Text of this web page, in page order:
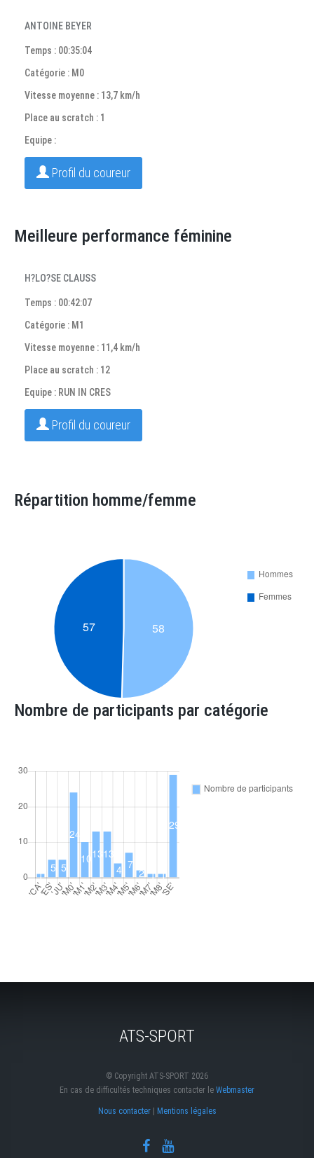
ANTOINE BEYER
Temps : 00:35:04
Catégorie : M0
Vitesse moyenne : 13,7 km/h
Place au scratch : 1
Equipe :
Profil du coureur
Meilleure performance féminine
H?LO?SE CLAUSS
Temps : 00:42:07
Catégorie : M1
Vitesse moyenne : 11,4 km/h
Place au scratch : 12
Equipe : RUN IN CRES
Profil du coureur
Répartition homme/femme
Nombre de participants par catégorie
ATS-SPORT
© Copyright ATS-SPORT 2026
En cas de difficultés techniques contacter le Webmaster
Nous contacter| Mentions légales